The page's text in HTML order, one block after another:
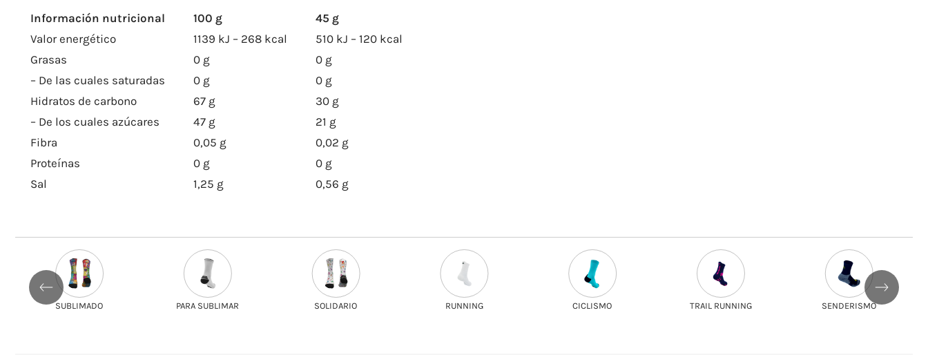
Información nutricional 100 g
45 g
Valor energético
1139 kJ – 268 kcal
510 kJ – 120 kcal
Grasas
0 g
0 g
– De las cuales saturadas
0 g
0 g
Hidratos de carbono
67 g
30 g
– De los cuales azúcares
47 g
21 g
Fibra
0,05 g
0,02 g
Proteínas
0 g
0 g
Sal
1,25 g 0,56 g
RUNNING CICLISMO TRAIL RUNNING SENDERISMO
SUBLIMADO PARA SUBLIMAR SOLIDARIO